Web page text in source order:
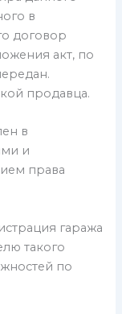
в
договор
акт, по
продавца.
в
и
права
гаража
такого
по